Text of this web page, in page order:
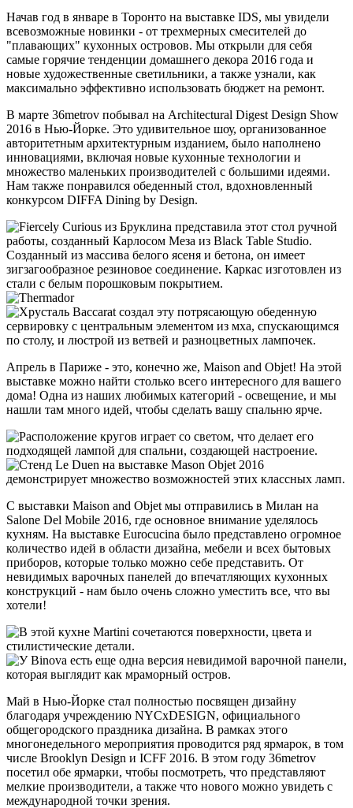
Начав год в январе в Торонто на выставке IDS, мы увидели
всевозможные новинки - от трехмерных смесителей до
"плавающих" кухонных островов. Мы открыли для себя
самые горячие тенденции домашнего декора 2016 года и
новые художественные светильники, а также узнали, как
максимально эффективно использовать бюджет на ремонт.
В марте 36metrov побывал на Architectural Digest Design Show
2016 в Нью-Йорке. Это удивительное шоу, организованное
авторитетным архитектурным изданием, было наполнено
инновациями, включая новые кухонные технологии и
множество маленьких производителей с большими идеями.
Нам также понравился обеденный стол, вдохновленный
конкурсом DIFFA Dining by Design.
Апрель в Париже - это, конечно же, Maison and Objet! На этой
выставке можно найти столько всего интересного для вашего
дома! Одна из наших любимых категорий - освещение, и мы
нашли там много идей, чтобы сделать вашу спальню ярче.
С выставки Maison and Objet мы отправились в Милан на
Salone Del Mobile 2016, где основное внимание уделялось
кухням. На выставке Eurocucina было представлено огромное
количество идей в области дизайна, мебели и всех бытовых
приборов, которые только можно себе представить. От
невидимых варочных панелей до впечатляющих кухонных
конструкций - нам было очень сложно уместить все, что вы
хотели!
Май в Нью-Йорке стал полностью посвящен дизайну
благодаря учреждению NYCxDESIGN, официального
общегородского праздника дизайна. В рамках этого
многонедельного мероприятия проводится ряд ярмарок, в том
числе Brooklyn Design и ICFF 2016. В этом году 36metrov
посетил обе ярмарки, чтобы посмотреть, что представляют
мелкие производители, а также что нового можно увидеть с
международной точки зрения.